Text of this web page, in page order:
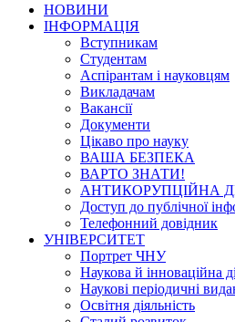
НОВИНИ
ІНФОРМАЦІЯ
Вступникам
Студентам
Аспірантам і науковцям
Викладачам
Вакансії
Документи
Цікаво про науку
ВАША БЕЗПЕКА
ВАРТО ЗНАТИ!
АНТИКОРУПЦІЙНА
Доступ до публічної
Телефонний довідник
УНІВЕРСИТЕТ
Портрет ЧНУ
Наукова й інноваційна
Наукові періодичні
Освітня діяльність